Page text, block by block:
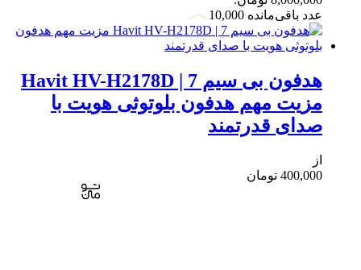
عدد باقی‌مانده 10,000
هدفون بی سیم Havit HV-H2178D | 7
مزیت مهم هدفون بلوتوثی هویت با
صدای قدرتمند
از
400,000 تومان